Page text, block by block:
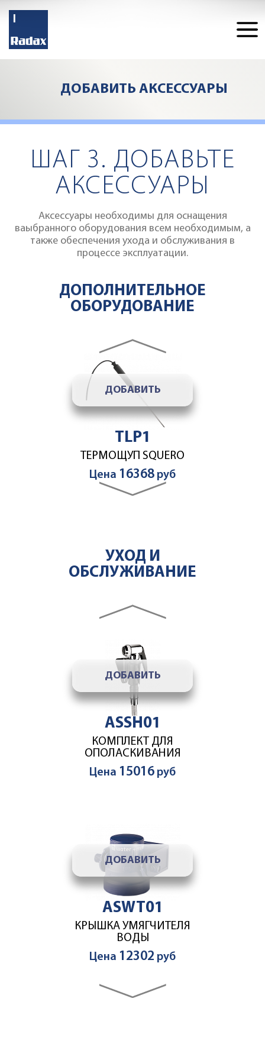
ДОБАВИТЬ АКСЕССУАРЫ
Конфигуратор
ШАГ 3. ДОБАВЬТЕ
АКСЕССУАРЫ
Аксессуары необходимы для оснащения
ваыбранного оборудования всем необходимым, а
также обеспечения ухода и обслуживания в
процессе эксплуатации.
ДОПОЛНИТЕЛЬНОЕ
ОБОРУДОВАНИЕ
accesories slider
ДОБАВИТЬ
TLP1
ТЕРМОЩУП SQUERO
Цена 16368 руб
УХОД И
ОБСЛУЖИВАНИЕ
accesories slider
ДОБАВИТЬ
ASWT02
УМЯГЧИТЕЛЬ ВОДЫ 3,5
Цена
43473
ДОБАВИТЬ
УМЯГЧИТЕЛЬ ВОДЫ 7,0
ДОБАВИТЬ
ASSH01
КОМПЛЕКТ ДЛЯ
ОПОЛАСКИВАНИЯ
Цена 15016 руб
ДОБАВИТЬ
ASWT01
КРЫШКА УМЯГЧИТЕЛЯ
ВОДЫ
Цена 12302 руб